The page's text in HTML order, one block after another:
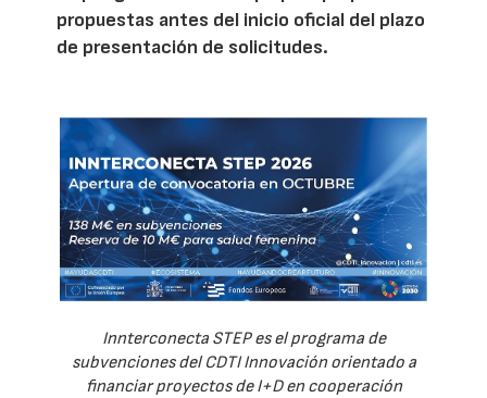
propuestas antes del inicio oficial del plazo
de presentación de solicitudes.
Innterconecta STEP es el programa de
subvenciones del CDTI Innovación orientado a
financiar proyectos de I+D en cooperación